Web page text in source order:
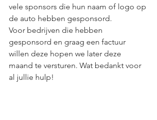
vele sponsors die hun naam of logo op
de auto hebben gesponsord.
Voor bedrijven die hebben
gesponsord en graag een factuur
willen deze hopen we later deze
maand te versturen. Wat bedankt voor
al jullie hulp!